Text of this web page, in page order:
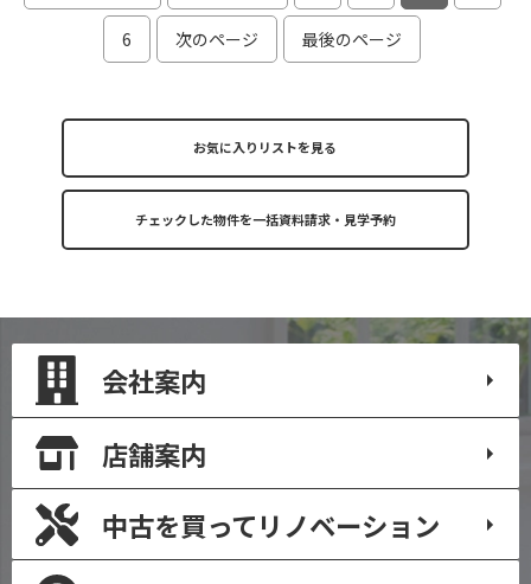
6 次のページ 最後のページ
お気に入りリストを見る
会社案内
店舗案内
中古を買ってリノベーション